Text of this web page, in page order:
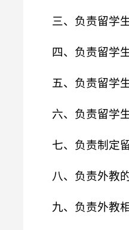
三、负责留学
四、负责留学
五、负责留学
六、负责留学
七、负责制定
八、负责外教
九、负责外教